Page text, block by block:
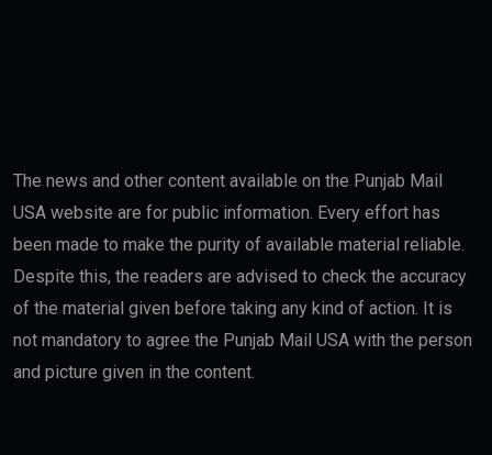
The news and other content available on the Punjab Mail
USA website are for public information. Every effort has
been made to make the purity of available material reliable.
Despite this, the readers are advised to check the accuracy
of the material given before taking any kind of action. It is
not mandatory to agree the Punjab Mail USA with the person
and picture given in the content.